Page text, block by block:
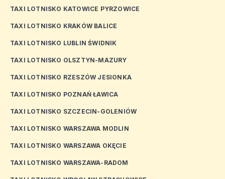
TAXI LOTNISKO KATOWICE PYRZOWICE
TAXI LOTNISKO KRAKÓW BALICE
TAXI LOTNISKO LUBLIN ŚWIDNIK
TAXI LOTNISKO OLSZTYN-MAZURY
TAXI LOTNISKO RZESZÓW JESIONKA
TAXI LOTNISKO POZNAŃ ŁAWICA
TAXI LOTNISKO SZCZECIN-GOLENIÓW
TAXI LOTNISKO WARSZAWA MODLIN
TAXI LOTNISKO WARSZAWA OKĘCIE
TAXI LOTNISKO WARSZAWA-RADOM